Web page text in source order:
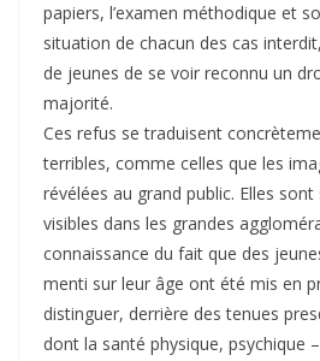
papiers, l’examen méthodique et
situation de chacun des cas
de jeunes de se voir reconnu un
majorité.
Ces refus se traduisent
terribles, comme celles que les
révélées au grand public. Elles
visibles dans les grandes
connaissance du fait que des
menti sur leur âge ont été mis en
distinguer, derrière des tenues
dont la santé physique, psychique